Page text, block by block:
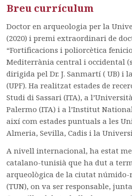
Breu currículum
Doctor en arqueologia per la
(2020) i premi extraordinari de
“Fortificacions i poliorcètica
Mediterrània central i occidental
dirigida pel Dr. J. Sanmartí ( UB) i
(UPF). Ha realitzat estades de
Studi di Sassari (ITA), a
Palermo (ITA) i a l’Institut
així com estades puntuals a les
Almeria, Sevilla, Cadis i la
A nivell internacional, ha estat
catalano-tunisià que ha dut a
arqueològica de la ciutat númido-
(TUN), on va ser responsable,